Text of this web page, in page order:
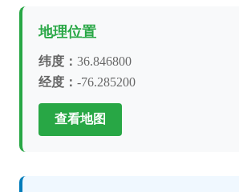
地理位置
纬度： 36.846800
经度： -76.285200
查看地图